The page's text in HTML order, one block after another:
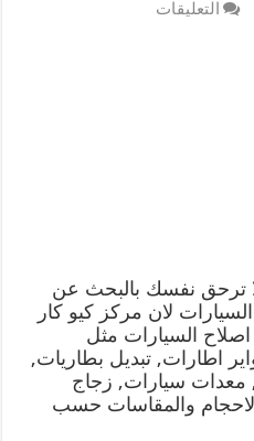
التعليقات
ترحق نفسك بالبحث عن
لان مركز كيو كار
السيارات مثل
اطارات, تبديل بطاريات,
معدات سيارات, زجاج
والمقاسات حسب